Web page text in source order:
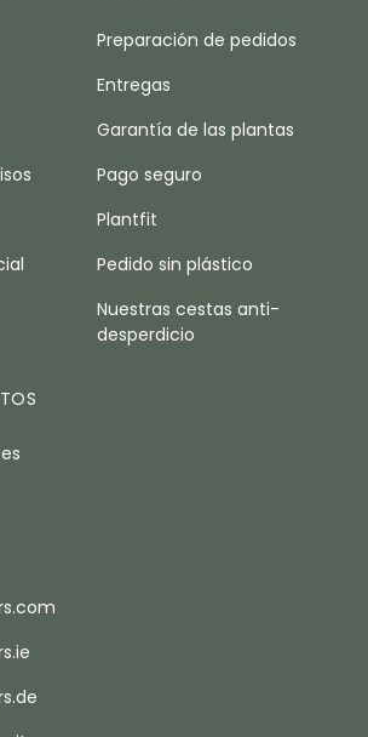
Preparación de pedidos
Entregas
Garantía de las plantas
Pago seguro
Plantfit
Pedido sin plástico
Nuestras cestas anti-
desperdicio